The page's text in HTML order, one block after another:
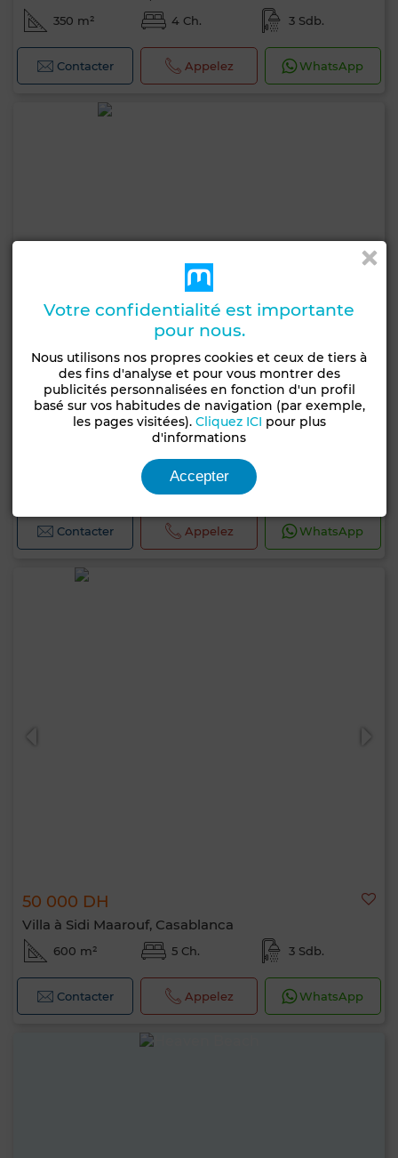
350 m² 4 Ch. 3 Sdb.
Contacter Appelez WhatsApp
Villa à Sidi Maarouf, Casablanca
5 Ch.
Contacter Appelez WhatsApp
50 000 DH
Villa à Sidi Maarouf, Casablanca
600 m² 5 Ch. 3 Sdb.
Contacter Appelez WhatsApp
Votre confidentialité est importante
pour nous.
Nous utilisons nos propres cookies et ceux de tiers à
des fins d'analyse et pour vous montrer des
publicités personnalisées en fonction d'un profil
basé sur vos habitudes de navigation (par exemple,
les pages visitées). Cliquez ICI pour plus
d'informations
Accepter